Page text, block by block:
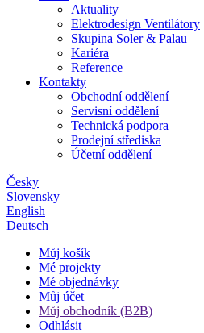
Aktuality
Elektrodesign Ventilátory
Skupina Soler & Palau
Kariéra
Reference
Kontakty
Obchodní oddělení
Servisní oddělení
Technická podpora
Prodejní střediska
Účetní oddělení
Česky
Slovensky
English
Deutsch
Můj košík
Mé projekty
Mé objednávky
Můj účet
Můj obchodník (B2B)
Odhlásit